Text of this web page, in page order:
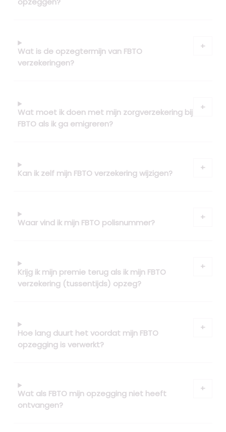
Wat is de opzegtermijn van FBTO
verzekeringen?
Wat moet ik doen met mijn zorgverzekering bij
FBTO als ik ga emigreren?
Kan ik zelf mijn FBTO verzekering wijzigen?
Waar vind ik mijn FBTO polisnummer?
Krijg ik mijn premie terug als ik mijn FBTO
verzekering (tussentijds) opzeg?
Hoe lang duurt het voordat mijn FBTO
opzegging is verwerkt?
Wat als FBTO mijn opzegging niet heeft
ontvangen?